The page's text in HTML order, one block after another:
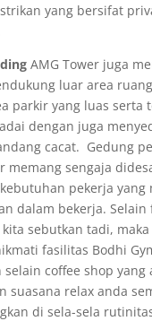
yang bersifat
AMG Tower juga
luar area
parkir yang luas serta
dengan juga
cacat. Gedung
memang sengaja
pekerja yang
dalam bekerja. Selain
sebutkan tadi,
fasilitas Bodhi
coffee shop yang
suasana relax anda
di sela-sela